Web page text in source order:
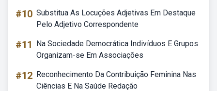
#10 Substitua As Locuções Adjetivas Em Destaque
Pelo Adjetivo Correspondente
#11
Na Sociedade Democrática Indivíduos E Grupos
Organizam-se Em Associações
#12 Reconhecimento Da Contribuição Feminina Nas
Ciências E Na Saúde Redação